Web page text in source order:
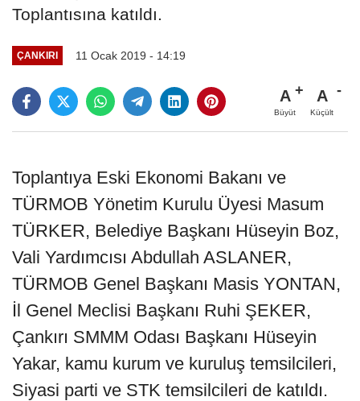
Toplantısına katıldı.
ÇANKIRI 11 Ocak 2019 - 14:19
A
Büyüt
A
Küçült
Toplantıya Eski Ekonomi Bakanı ve
TÜRMOB Yönetim Kurulu Üyesi Masum
TÜRKER, Belediye Başkanı Hüseyin Boz,
Vali Yardımcısı Abdullah ASLANER,
TÜRMOB Genel Başkanı Masis YONTAN,
İl Genel Meclisi Başkanı Ruhi ŞEKER,
Çankırı SMMM Odası Başkanı Hüseyin
Yakar, kamu kurum ve kuruluş temsilcileri,
Siyasi parti ve STK temsilcileri de katıldı.